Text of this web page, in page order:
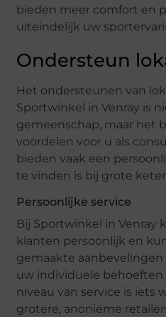
bieden meer comfort en
uiteindelijk uw
Ondersteun
Het ondersteunen van
Sportwinkel in Venray is
gemeenschap, maar het
voordelen voor u als
bieden vaak een
te vinden is bij grote
Persoonlijke service
Bij Sportwinkel in Venray
klanten persoonlijk en
gemaakte
uw individuele behoeften
niveau van service is iets
grotere, anonieme